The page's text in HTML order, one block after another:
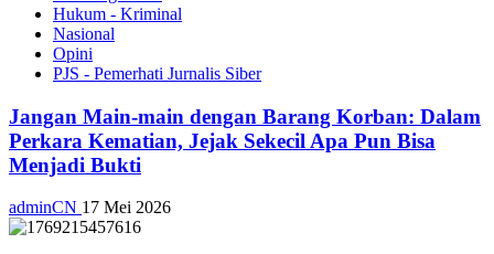
Hukum - Kriminal
Nasional
Opini
PJS - Pemerhati Jurnalis Siber
Jangan Main-main dengan Barang Korban: Dalam
Perkara Kematian, Jejak Sekecil Apa Pun Bisa
Menjadi Bukti
adminCN 17 Mei 2026